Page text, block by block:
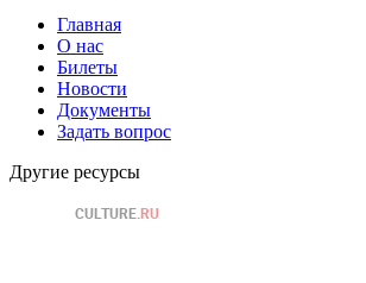
Главная
О нас
Билеты
Новости
Документы
Задать вопрос
Другие ресурсы